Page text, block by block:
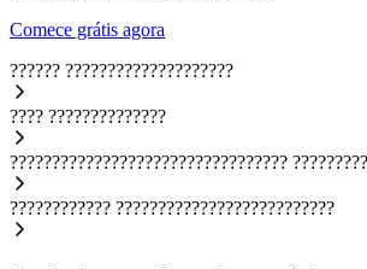
Comece grátis agora
?????? ????????????????????
???? ??????????????
?????????????????????????????????
???????????? ??????????????????????????